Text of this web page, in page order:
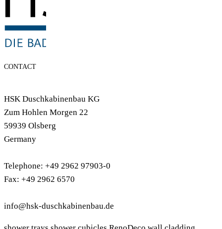
CONTACT
HSK Duschkabinenbau KG
Zum Hohlen Morgen 22
59939 Olsberg
Germany
Telephone: +49 2962 97903-0
Fax: +49 2962 6570
info@hsk-duschkabinenbau.de